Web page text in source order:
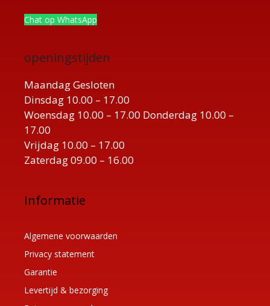
Chat op WhatsApp
openingstijden
Maandag Gesloten
Dinsdag 10.00 – 17.00
Woensdag 10.00 – 17.00 Donderdag 10.00 –
17.00
Vrijdag 10.00 – 17.00
Zaterdag 09.00 – 16.00
Informatie
Algemene voorwaarden
Privacy statement
Garantie
Levertijd & bezorging